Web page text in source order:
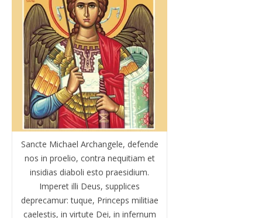
Sancte Michael Archangele, defende
nos in proelio, contra nequitiam et
insidias diaboli esto praesidium.
Imperet illi Deus, supplices
deprecamur: tuque, Princeps militiae
caelestis, in virtute Dei, in infernum